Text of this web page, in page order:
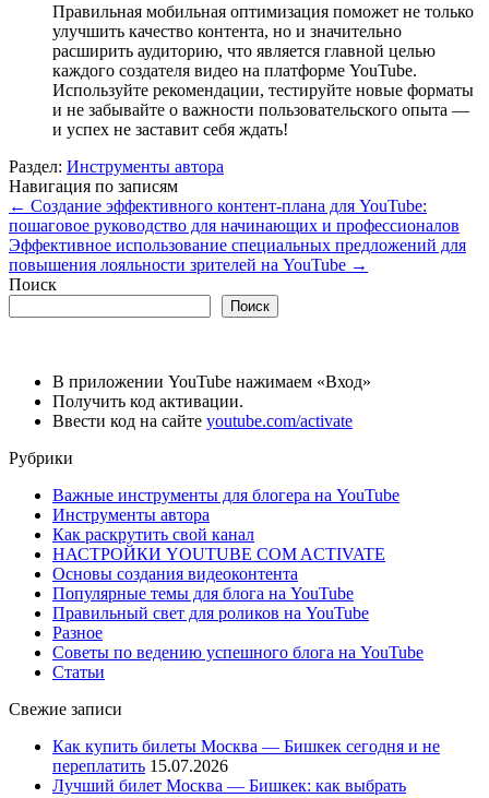
Правильная мобильная оптимизация поможет не только
улучшить качество контента, но и значительно
расширить аудиторию, что является главной целью
каждого создателя видео на платформе YouTube.
Используйте рекомендации, тестируйте новые форматы
и не забывайте о важности пользовательского опыта —
и успех не заставит себя ждать!
Раздел: Инструменты автора
Навигация по записям
← Создание эффективного контент-плана для YouTube:
пошаговое руководство для начинающих и профессионалов
Эффективное использование специальных предложений для
повышения лояльности зрителей на YouTube →
Поиск
Поиск
В приложении YouTube нажимаем «Вход»
Получить код активации.
Ввести код на сайте youtube.com/activate
Рубрики
Важные инструменты для блогера на YouTube
Инструменты автора
Как раскрутить свой канал
НАСТРОЙКИ YOUTUBE COM ACTIVATE
Основы создания видеоконтента
Популярные темы для блога на YouTube
Правильный свет для роликов на YouTube
Разное
Советы по ведению успешного блога на YouTube
Статьи
Свежие записи
Как купить билеты Москва — Бишкек сегодня и не
переплатить 15.07.2026
Лучший билет Москва — Бишкек: как выбрать